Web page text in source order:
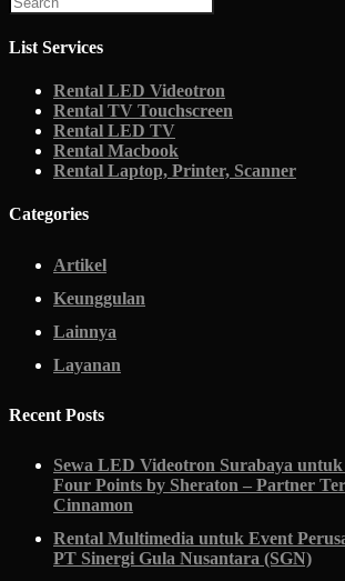
List Services
Rental LED Videotron
Rental TV Touchscreen
Rental LED TV
Rental Macbook
Rental Laptop, Printer, Scanner
Categories
Artikel
Keunggulan
Lainnya
Layanan
Recent Posts
Sewa LED Videotron Surabaya
Four Points by Sheraton – Partner
Cinnamon
Rental Multimedia untuk Event
PT Sinergi Gula Nusantara (SGN)